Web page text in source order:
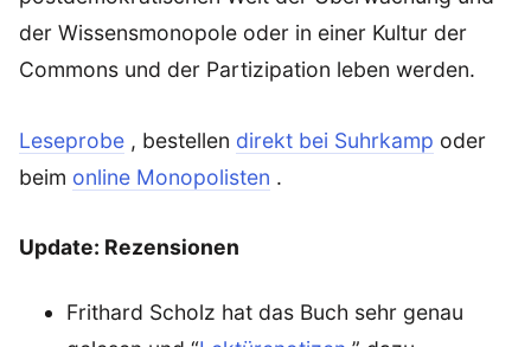
der Wissensmonopole oder in einer Kultur der
Commons und der Partizipation leben werden.
Leseprobe , bestellen direkt bei Suhrkamp oder
beim online Monopolisten .
Update: Rezensionen
Frithard Scholz hat das Buch sehr genau